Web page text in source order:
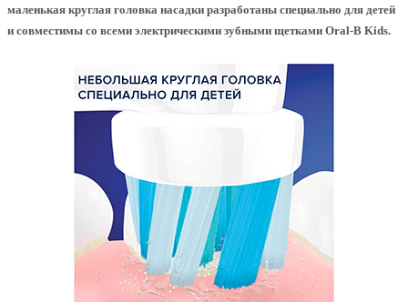
маленькая круглая головка насадки разработаны специально для детей
и совместимы со всеми электрическими зубными щетками Oral-B Kids.